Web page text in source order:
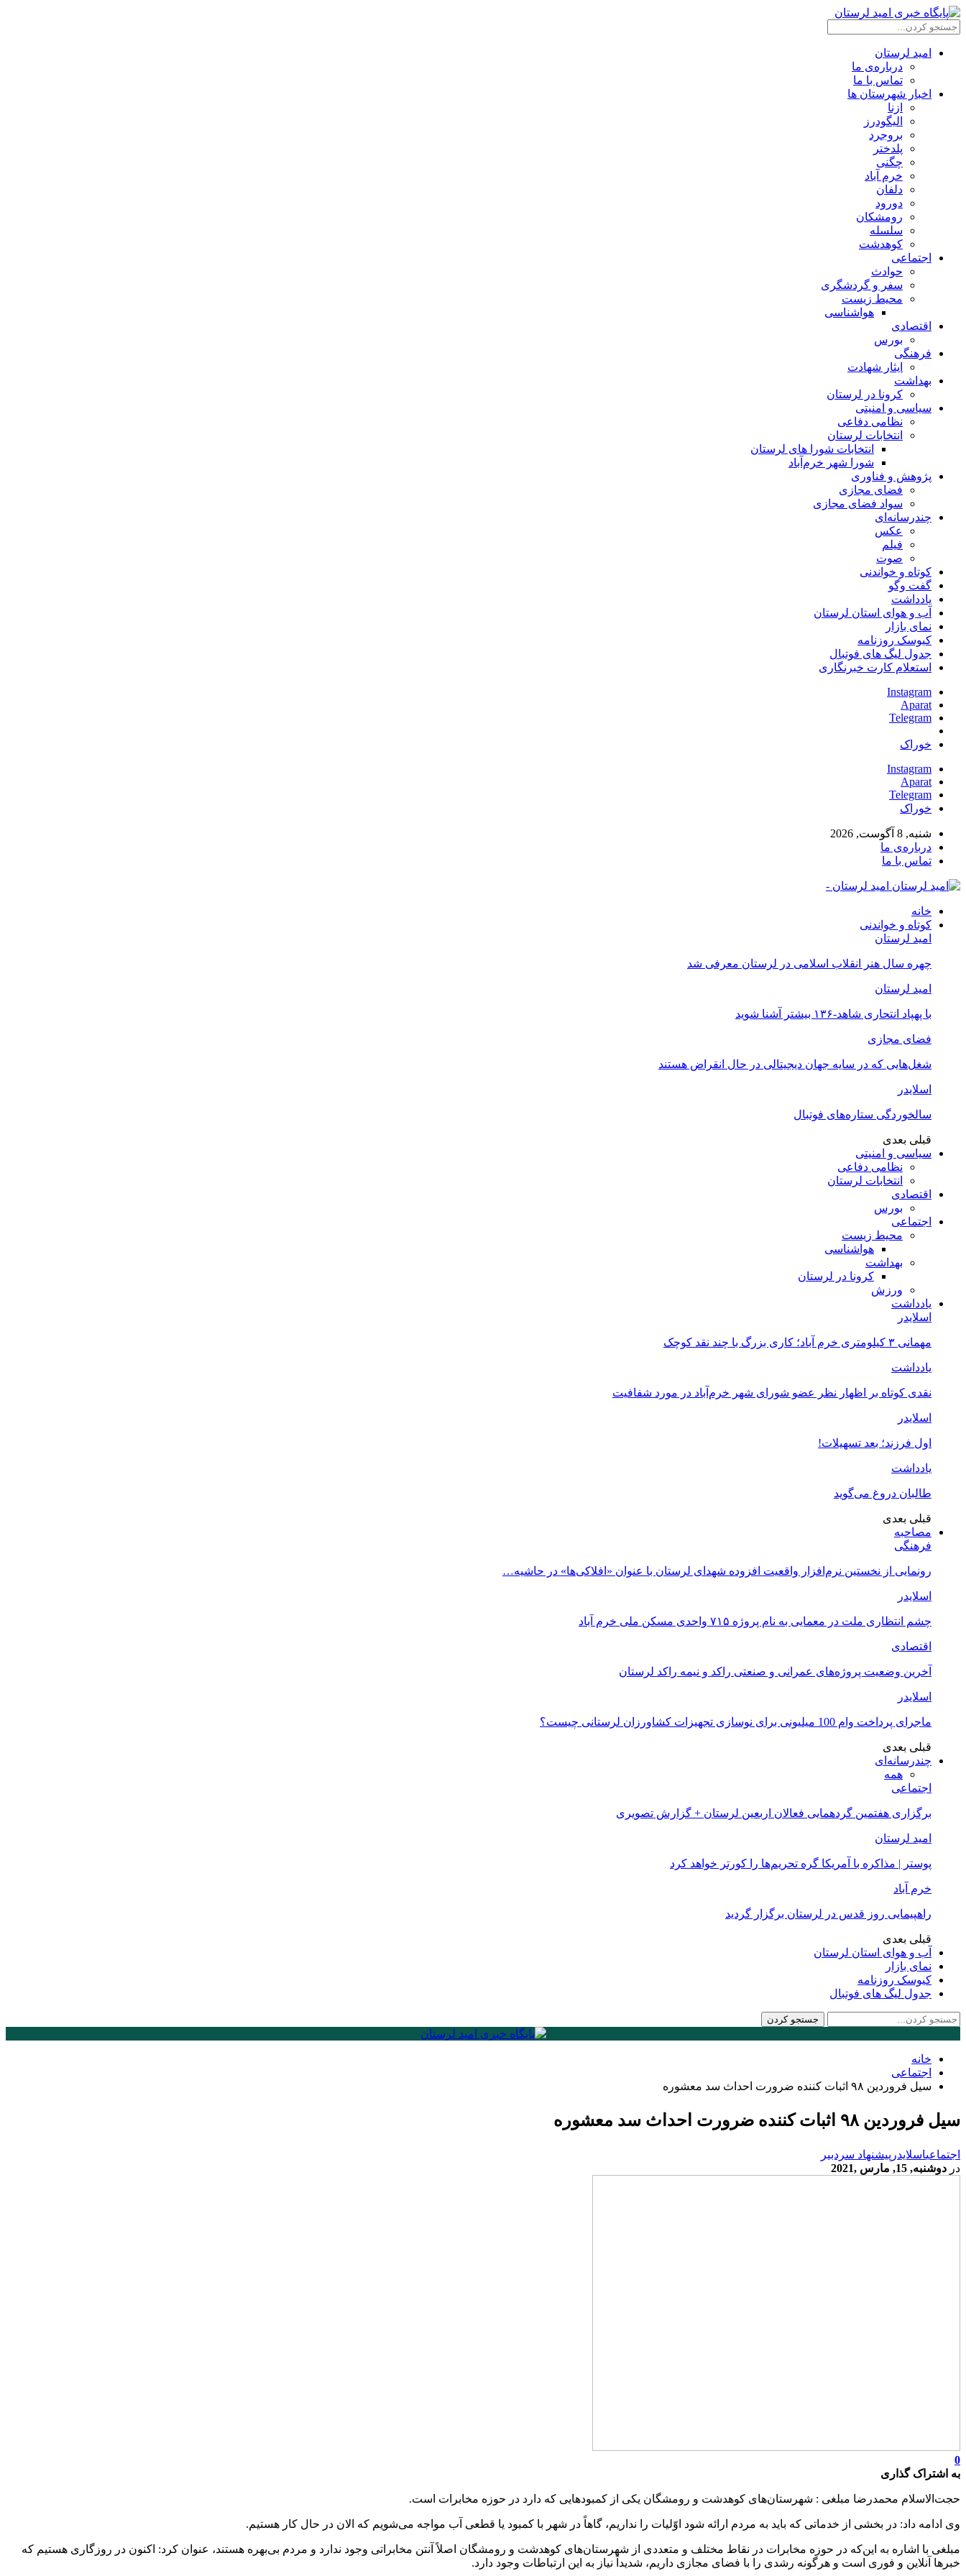
امید لرستان
درباره‌ی ما
تماس با ما
اخبار شهرستان ها
ازنا
الیگودرز
بروجرد
پلدختر
چگنی
خرم آباد
دلفان
دورود
رومشکان
سلسله
کوهدشت
اجتماعی
حوادث
سفر و گردشگری
محیط زیست
هواشناسی
اقتصادی
بورس
فرهنگی
ایثار شهادت
بهداشت
کرونا در لرستان
سیاسی و امنیتی
نظامی دفاعی
انتخابات لرستان
انتخابات شورا های لرستان
شورا شهر خرم‌آباد
پژوهش و فناوری
فضای مجازی
سواد فضای مجازی
چندرسانه‌ای
عكس
فیلم
صوت
کوتاه و خواندنی
گفت وگو
یادداشت
آب و هوای استان لرستان
نمای بازار
کیوسک روزنامه
جدول لیگ های فوتبال
استعلام کارت خبرنگاری
Instagram
Aparat
Telegram
خوراک
Instagram
Aparat
Telegram
خوراک
شنبه, 8 آگوست, 2026
درباره‌ی ما
تماس با ما
امید لرستان -
خانه
کوتاه و خواندنی
امید لرستان
چهره سال هنر انقلاب اسلامی در لرستان معرفی شد
امید لرستان
با پهپاد انتحاری شاهد-۱۳۶ بیشتر آشنا شوید
فضای مجازی
شغل‌‌هایی که در سایه جهان دیجیتالی در حال انقراض هستند
اسلایدر
سالخوردگی ستاره‌های فوتبال
قبلی بعدی
سیاسی و امنیتی
نظامی دفاعی
انتخابات لرستان
اقتصادی
بورس
اجتماعی
محیط زیست
هواشناسی
بهداشت
کرونا در لرستان
ورزش
یادداشت
اسلایدر
مهمانی ۳ کیلومتری خرم آباد؛ کاری بزرگ با چند نقد کوچک
یادداشت
نقدی کوتاه بر اظهار نظر عضو شورای شهر خرم‌آباد در مورد شفافیت
اسلایدر
اول فرزند؛ بعد تسهیلات!
یادداشت
طالبان دروغ می‌گوید
قبلی بعدی
مصاحبه
فرهنگی
رونمایی از نخستین نرم‌افزار واقعیت افزوده شهدای لرستان با عنوان «افلاکی‌ها» در حاشیه…
اسلایدر
چشم انتظاری ملت در معمایی به نام پروژه ۷۱۵ واحدی مسکن ملی خرم آباد
اقتصادی
آخرین وضعیت پروژه‌های عمرانی و صنعتی راکد و نیمه راکد لرستان
اسلایدر
ماجرای پرداخت وام 100 میلیونی برای نوسازی تجهیزات کشاورزان لرستانی چیست؟
قبلی بعدی
چندرسانه‌ای
همه
اجتماعی
برگزاری هفتمین گردهمایی فعالان اربعین لرستان + گزارش تصویری
امید لرستان
پوستر | مذاکره با آمریکا گره تحریم‌ها را کورتر خواهد کرد
خرم آباد
راهپیمایی روز قدس در لرستان برگزار گردید
قبلی بعدی
آب و هوای استان لرستان
نمای بازار
کیوسک روزنامه
جدول لیگ های فوتبال
خانه
اجتماعی
سیل فروردین ۹۸ اثبات کننده ضرورت احداث سد معشوره
سیل فروردین ۹۸ اثبات کننده ضرورت احداث سد معشوره
اجتماعیاسلایدر پیشنهاد سردبیر
در دوشنبه, 15, مارس ,2021
0
به اشتراک گذاری
حجت‌الاسلام محمدرضا مبلغی : شهرستان‌های کوهدشت و رومشگان یکی از کمبودهایی که دارد در حوزه مخابرات است.
وی ادامه داد: در بخشی از خدماتی که باید به مردم ارائه شود اوّلیات را نداریم، گاهاً در شهر با کمبود یا قطعی آب مواجه می‌شویم که الان در حال کار هستیم.
مبلغی با اشاره به این‌که در حوزه مخابرات در نقاط مختلف و متعددی از شهرستان‌های کوهدشت و رومشگان اصلاً آنتن مخابراتی وجود ندارد و مردم بی‌بهره هستند، عنوان کرد: اکنون در روزگاری هستیم که
خبرها آنلاین و فوری است و هرگونه رشدی را با فضای مجازی داریم، شدیداً نیاز به این ارتباطات وجود دارد.